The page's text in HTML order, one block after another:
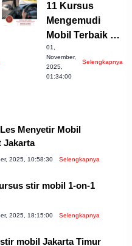
11 Kursus
Mengemudi
Mobil Terbaik di
Kota Langsa
untuk Anda
01,
November,
2025,
01:34:00
Selengkapnya
Menyetir Mobil
Jakarta
2025, 10:58:30 Selengkapnya
stir mobil 1-on-1
2025, 18:15:00 Selengkapnya
mobil Jakarta Timur